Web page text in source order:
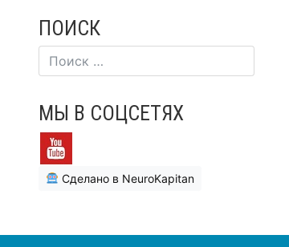
ПОИСК
МЫ В СОЦСЕТЯХ
Сделано в NeuroKapitan